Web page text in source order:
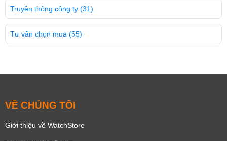
Truyền thông công ty (31)
Tư vấn chọn mua (55)
VỀ CHÚNG TÔI
Giới thiệu về WatchStore